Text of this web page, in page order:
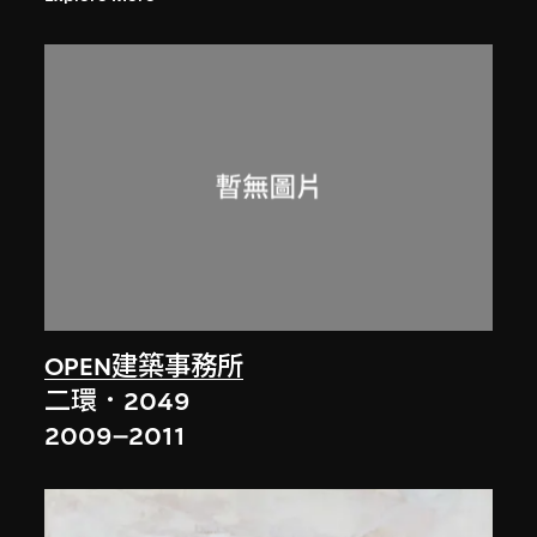
OPEN建築事務所
二環．2049
2009–2011